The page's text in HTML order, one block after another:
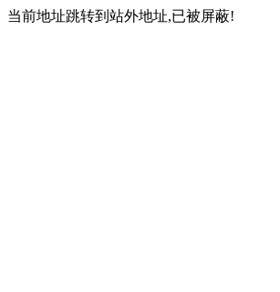
当前地址跳转到站外地址,已被屏蔽!